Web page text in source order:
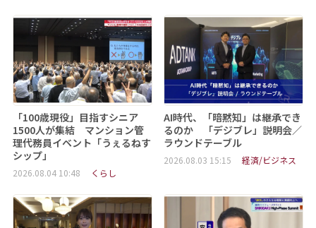
「100歳現役」目指すシニア
1500人が集結 マンション管
理代務員イベント「うぇるねす
シップ」
2026.08.04 10:48 くらし
AI時代、「暗黙知」は継承でき
るのか 「デジブレ」説明会／
ラウンドテーブル
2026.08.03 15:15 経済/ビジネス